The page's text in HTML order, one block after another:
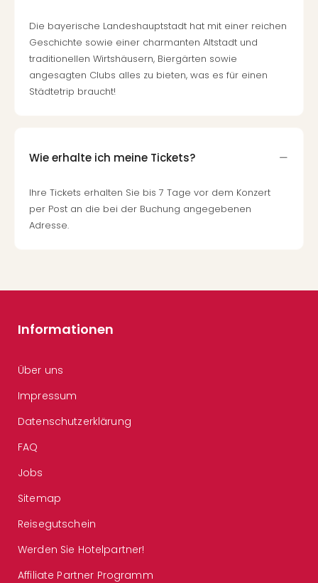
Die bayerische Landeshauptstadt hat mit einer reichen
Geschichte sowie einer charmanten Altstadt und
traditionellen Wirtshäusern, Biergärten sowie
angesagten Clubs alles zu bieten, was es für einen
Städtetrip braucht!
Wie erhalte ich meine Tickets?
Ihre Tickets erhalten Sie bis 7 Tage vor dem Konzert
per Post an die bei der Buchung angegebenen
Adresse.
Informationen
Über uns
Impressum
Datenschutzerklärung
FAQ
Jobs
Sitemap
Reisegutschein
Werden Sie Hotelpartner!
Affiliate Partner Programm